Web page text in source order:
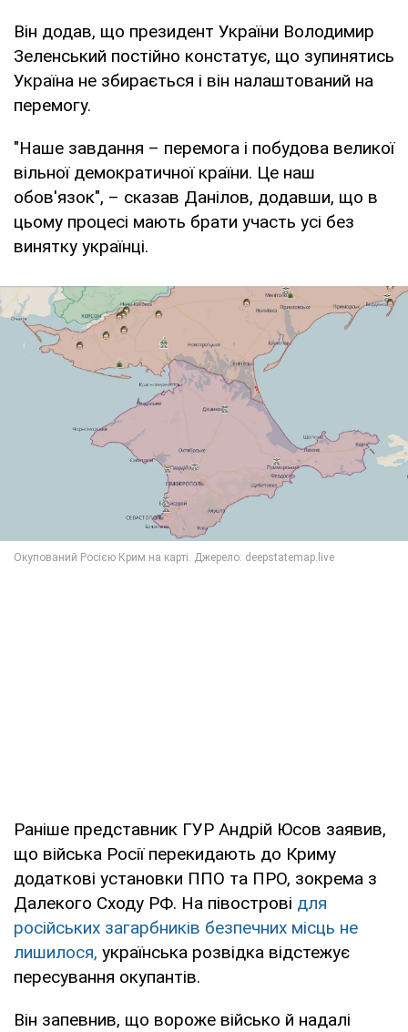
Він додав, що президент України Володимир
Зеленський постійно констатує, що зупинятись
Україна не збирається і він налаштований на
перемогу.
"Наше завдання – перемога і побудова великої
вільної демократичної країни. Це наш
обов'язок", – сказав Данілов, додавши, що в
цьому процесі мають брати участь усі без
винятку українці.
Раніше представник ГУР Андрій Юсов заявив,
що війська Росії перекидають до Криму
додаткові установки ППО та ПРО, зокрема з
Далекого Сходу РФ. На півострові для
російських загарбників безпечних місць не
лишилося, українська розвідка відстежує
пересування окупантів.
Він запевнив, що вороже військо й надалі